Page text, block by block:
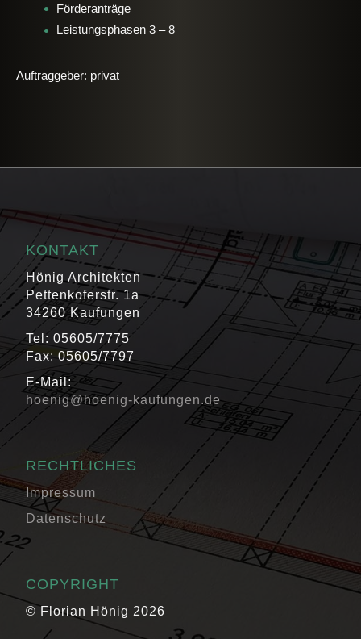
Förderanträge
Leistungsphasen 3 – 8
Auftraggeber: privat
KONTAKT
Hönig Architekten
Pettenkoferstr. 1a
34260 Kaufungen
Tel: 05605/7775
Fax: 05605/7797
E-Mail:
hoenig@hoenig-kaufungen.de
RECHTLICHES
Impressum
Datenschutz
COPYRIGHT
© Florian Hönig 2026